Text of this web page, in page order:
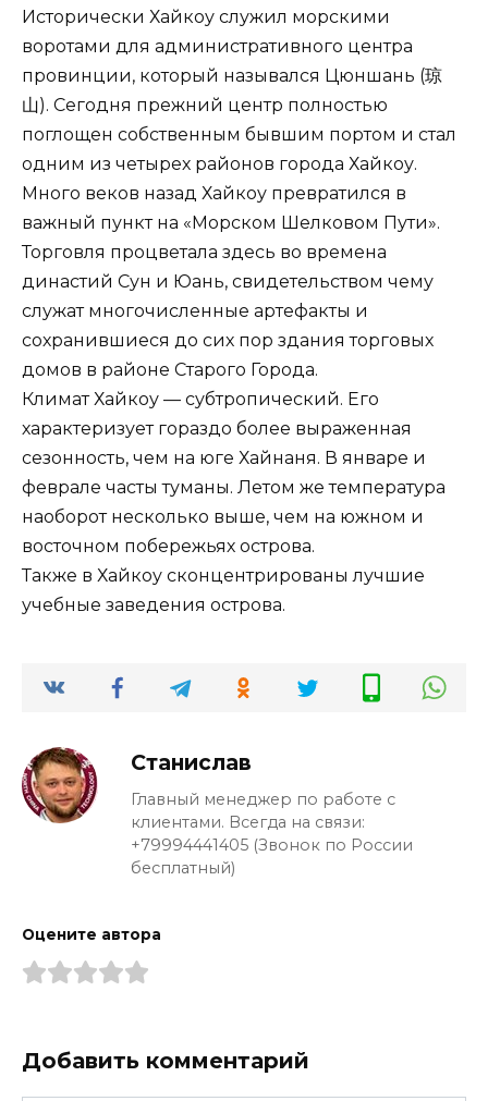
Исторически Хайкоу служил морскими
воротами для административного центра
провинции, который назывался Цюншань (琼
山). Сегодня прежний центр полностью
поглощен собственным бывшим портом и стал
одним из четырех районов города Хайкоу.
Много веков назад Хайкоу превратился в
важный пункт на «Морском Шелковом Пути».
Торговля процветала здесь во времена
династий Сун и Юань, свидетельством чему
служат многочисленные артефакты и
сохранившиеся до сих пор здания торговых
домов в районе Старого Города.
Климат Хайкоу — субтропический. Его
характеризует гораздо более выраженная
сезонность, чем на юге Хайнаня. В январе и
феврале часты туманы. Летом же температура
наоборот несколько выше, чем на южном и
восточном побережьях острова.
Также в Хайкоу сконцентрированы лучшие
учебные заведения острова.
Станислав
Главный менеджер по работе с
клиентами. Всегда на связи:
+79994441405 (Звонок по России
бесплатный)
Оцените автора
Добавить комментарий